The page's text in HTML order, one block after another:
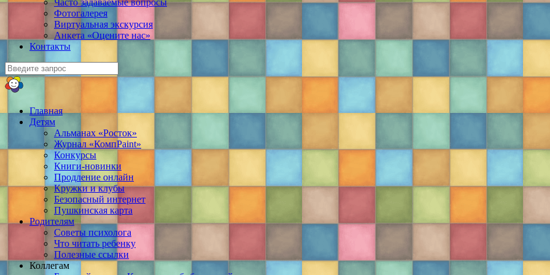
Часто задаваемые вопросы
Фотогалерея
Виртуальная экскурсия
Анкета «Оцените нас»
Контакты
Главная
Детям
Альманах «Росток»
Журнал «КомпPaint»
Конкурсы
Книги-новинки
Продление онлайн
Кружки и клубы
Безопасный интернет
Пушкинская карта
Родителям
Советы психолога
Что читать ребенку
Полезные ссылки
Коллегам